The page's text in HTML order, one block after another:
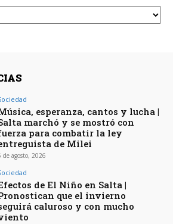
esperanza, cantos y lucha |
marchó y se mostró con
para combatir la ley
de Milei
de agosto, 2026
de El Niño en Salta |
que el invierno
caluroso y con mucho